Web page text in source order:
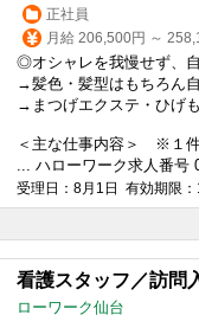
正社員
月給 206,500円 ～
◎オシャレを我慢せず、
→髪色・髪型はもちろん
→まつげエクステ・ひげ
＜主な仕事内容＞ ※１件
... ハローワーク求人番号
受理日：8月1日 有効期限：
看護スタッフ／訪問
ローワーク仙台